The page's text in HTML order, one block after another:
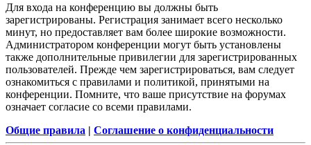
Для входа на конференцию вы должны быть
зарегистрированы. Регистрация занимает всего несколько
минут, но предоставляет вам более широкие возможности.
Администратором конференции могут быть установлены
также дополнительные привилегии для зарегистрированных
пользователей. Прежде чем зарегистрироваться, вам следует
ознакомиться с правилами и политикой, принятыми на
конференции. Помните, что ваше присутствие на форумах
означает согласие со всеми правилами.
Общие правила | Соглашение о конфиденциальности